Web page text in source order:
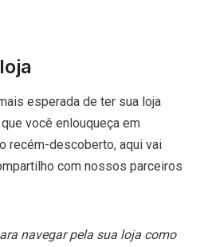
esperada de ter sua loja
você enlouqueça em
recém-descoberto, aqui vai
com nossos parceiros
navegar pela sua loja como